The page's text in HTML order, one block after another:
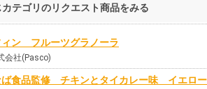
テゴリのリクエスト商品をみる
ィン フルーツグラノーラ
会社(Pasco)
食品監修 チキンとタイカレー味 イエロー